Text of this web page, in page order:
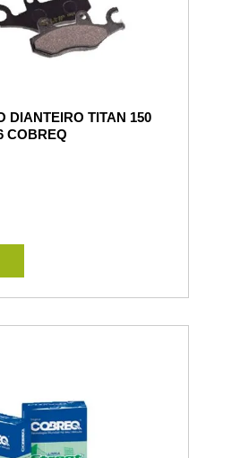
DIANTEIRO TITAN 150
COBREQ